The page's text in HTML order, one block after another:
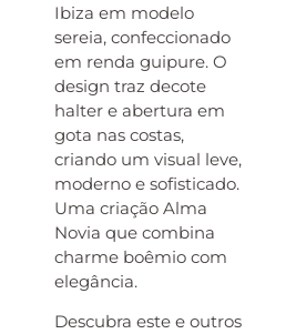
Ibiza em modelo
sereia, confeccionado
em renda guipure. O
design traz decote
halter e abertura em
gota nas costas,
criando um visual leve,
moderno e sofisticado.
Uma criação Alma
Novia que combina
charme boêmio com
elegância.
Descubra este e outros